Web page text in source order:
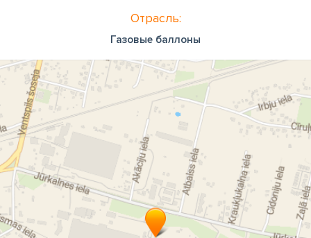
Отрасль:
Газовые баллоны